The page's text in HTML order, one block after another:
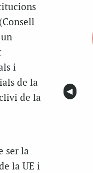
i
de la
de la
ser la
la UE i
Anterior
◀︎